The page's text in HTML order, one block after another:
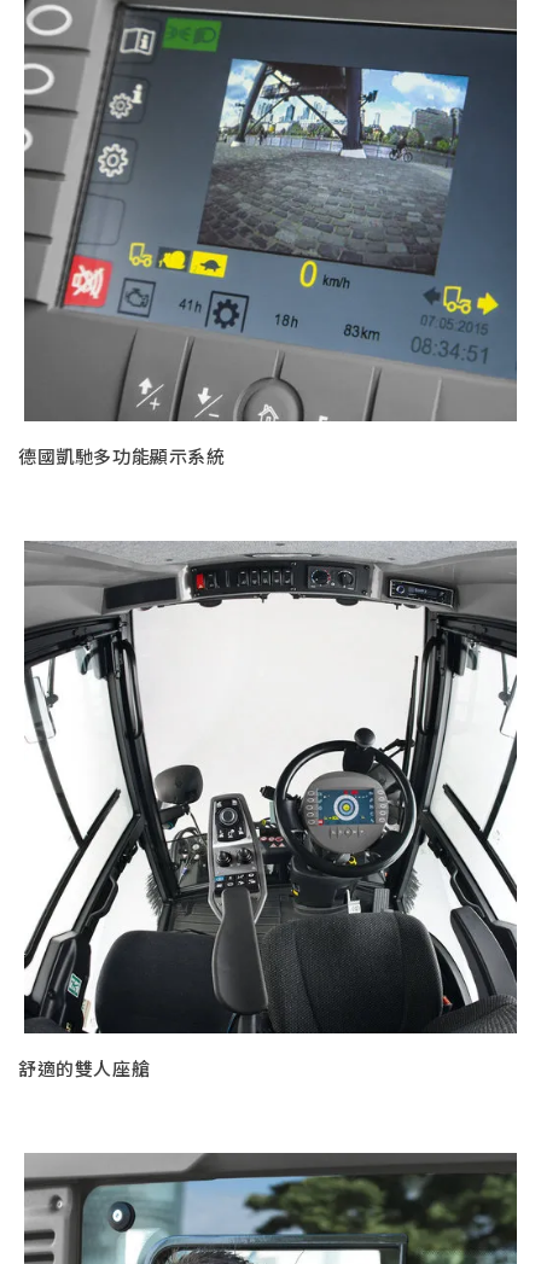
德國凱馳多功能顯示系統
舒適的雙人座艙